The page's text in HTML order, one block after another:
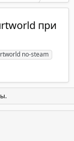
при
no-steam